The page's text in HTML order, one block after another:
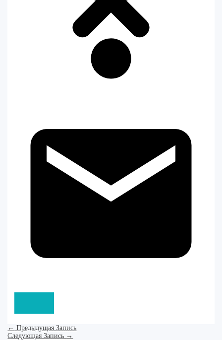
← Предыдущая Запись
Следующая Запись →